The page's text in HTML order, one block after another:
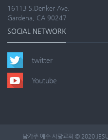
16113 S.Denker Ave,
Gardena, CA 90247
SOCIAL NETWORK
twitter
Youtube
남가주 예수 사랑교회 © 2020